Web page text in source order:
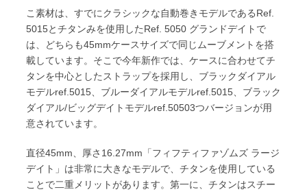
こ素材は、すでにクラシックな自動巻きモデルであるRef.
5015とチタンみを使用したRef. 5050 グランドデイトで
は、どちらも45mmケースサイズで同じムーブメントを搭
載しています。そこで今年新作では、ケースに合わせてチ
タンを中心としたストラップを採用し、ブラックダイアル
モデルref.5015、ブルーダイアルモデルref.5015、ブラック
ダイアル/ビッグデイトモデルref.50503つバージョンが用
意されています。
直径45mm、厚さ16.27mm「フィフティファゾムズ ラージ
デイト」は非常に大きなモデルで、チタンを使用している
ことで二重メリットがあります。第一に、チタンはスチー